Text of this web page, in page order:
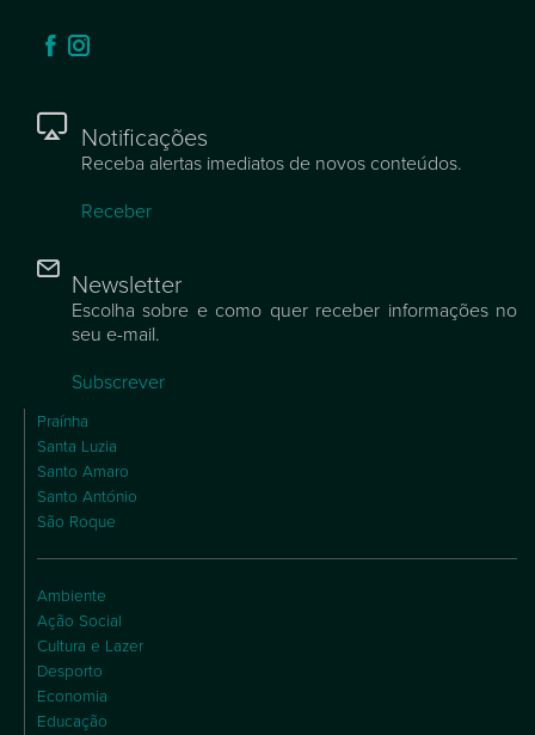
Notificações
Receba alertas imediatos de novos conteúdos.
Receber
Newsletter
Escolha sobre e como quer receber informações no
seu e-mail.
Subscrever
Praínha
Santa Luzia
Santo Amaro
Santo António
São Roque
Ambiente
Ação Social
Cultura e Lazer
Desporto
Economia
Educação